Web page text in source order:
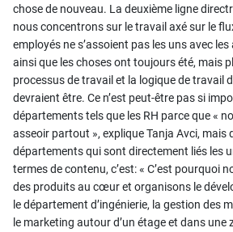
chose de nouveau. La deuxième ligne
nous concentrons sur le travail axé sur le
employés ne s’assoient pas les uns avec les
ainsi que les choses ont toujours été, mais
processus de travail et la logique de travail
devraient être. Ce n’est peut-être pas si
départements tels que les RH parce que «
asseoir partout », explique Tanja Avci, mais
départements qui sont directement liés les
termes de contenu, c’est: « C’est pourquoi
des produits au cœur et organisons le
le département d’ingénierie, la gestion des
le marketing autour d’un étage et dans une